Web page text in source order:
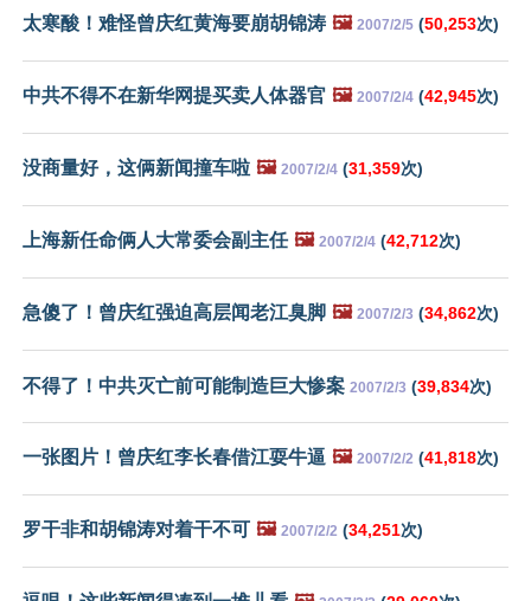
太寒酸！难怪曾庆红黄海要崩胡锦涛 🖼️ 2007/2/5 (50,253次)
中共不得不在新华网提买卖人体器官 🖼️ 2007/2/4 (42,945次)
没商量好，这俩新闻撞车啦 🖼️ 2007/2/4 (31,359次)
上海新任命俩人大常委会副主任 🖼️ 2007/2/4 (42,712次)
急傻了！曾庆红强迫高层闻老江臭脚 🖼️ 2007/2/3 (34,862次)
不得了！中共灭亡前可能制造巨大惨案 2007/2/3 (39,834次)
一张图片！曾庆红李长春借江耍牛逼 🖼️ 2007/2/2 (41,818次)
罗干非和胡锦涛对着干不可 🖼️ 2007/2/2 (34,251次)